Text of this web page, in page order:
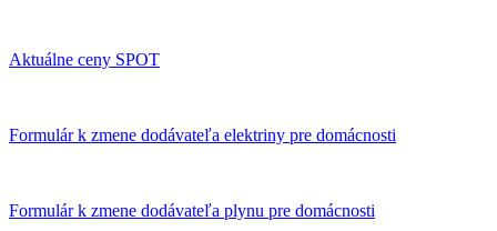
Aktuálne ceny SPOT
Formulár k zmene dodávateľa elektriny pre domácnosti
Formulár k zmene dodávateľa plynu pre domácnosti